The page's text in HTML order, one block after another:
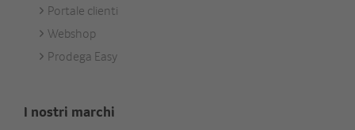
Portale clienti
Webshop
Prodega Easy
I nostri marchi